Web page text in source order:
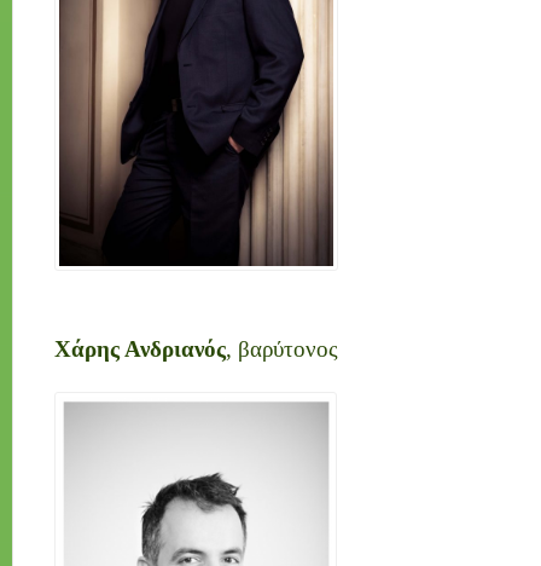
Χάρης Ανδριανός, βαρύτονος